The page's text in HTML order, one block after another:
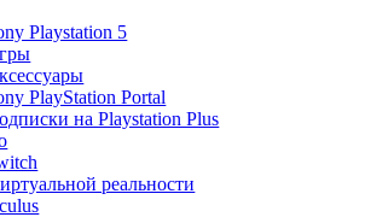
Playstation 5
PlayStation Portal
на Playstation Plus
реальности